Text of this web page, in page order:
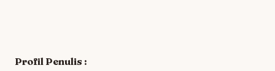
Profil Penulis :